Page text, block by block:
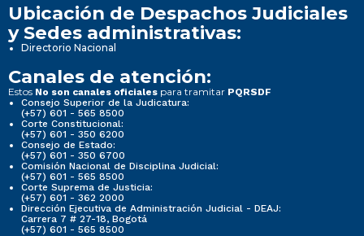
Ubicación de Despachos Judiciales
y Sedes administrativas:
Directorio Nacional
Canales de atención:
Estos No son canales oficiales para tramitar PQRSDF
Consejo Superior de la Judicatura:
(+57) 601 - 565 8500
Corte Constitucional:
(+57) 601 - 350 6200
Consejo de Estado:
(+57) 601 - 350 6700
Comisión Nacional de Disciplina Judicial:
(+57) 601 - 565 8500
Corte Suprema de Justicia:
(+57) 601 - 362 2000
Dirección Ejecutiva de Administración Judicial - DEAJ:
Carrera 7 # 27-18, Bogotá
(+57) 601 - 565 8500